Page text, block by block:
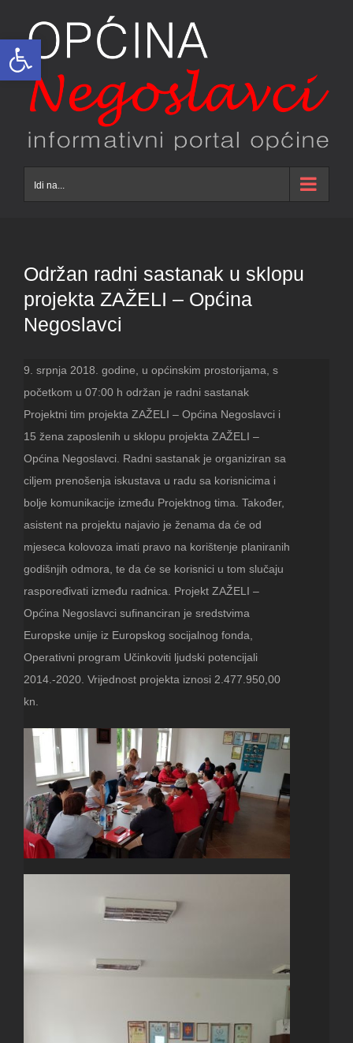
Open toolbar
content
Idi na...
Održan radni sastanak u sklopu
projekta ZAŽELI – Općina
Negoslavci
9. srpnja 2018. godine, u općinskim prostorijama, s
početkom u 07:00 h održan je radni sastanak
Projektni tim projekta ZAŽELI – Općina Negoslavci i
15 žena zaposlenih u sklopu projekta ZAŽELI –
Općina Negoslavci. Radni sastanak je organiziran sa
ciljem prenošenja iskustava u radu sa korisnicima i
bolje komunikacije između Projektnog tima. Također,
asistent na projektu najavio je ženama da će od
mjeseca kolovoza imati pravo na korištenje planiranih
godišnjih odmora, te da će se korisnici u tom slučaju
raspoređivati između radnica. Projekt ZAŽELI –
Općina Negoslavci sufinanciran je sredstvima
Europske unije iz Europskog socijalnog fonda,
Operativni program Učinkoviti ljudski potencijali
2014.-2020. Vrijednost projekta iznosi 2.477.950,00
kn.